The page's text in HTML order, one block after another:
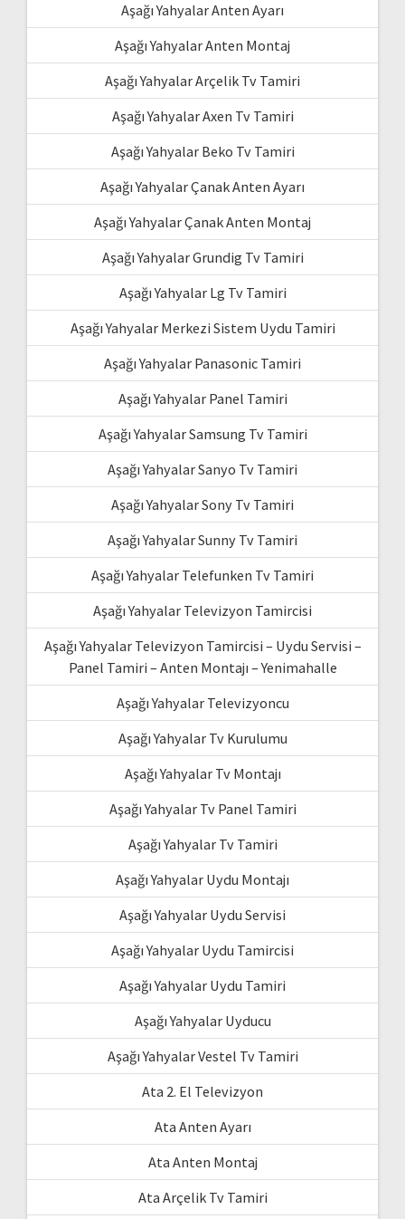
Aşağı Yahyalar Anten Ayarı
Aşağı Yahyalar Anten Montaj
Aşağı Yahyalar Arçelik Tv Tamiri
Aşağı Yahyalar Axen Tv Tamiri
Aşağı Yahyalar Beko Tv Tamiri
Aşağı Yahyalar Çanak Anten Ayarı
Aşağı Yahyalar Çanak Anten Montaj
Aşağı Yahyalar Grundig Tv Tamiri
Aşağı Yahyalar Lg Tv Tamiri
Aşağı Yahyalar Merkezi Sistem Uydu Tamiri
Aşağı Yahyalar Panasonic Tamiri
Aşağı Yahyalar Panel Tamiri
Aşağı Yahyalar Samsung Tv Tamiri
Aşağı Yahyalar Sanyo Tv Tamiri
Aşağı Yahyalar Sony Tv Tamiri
Aşağı Yahyalar Sunny Tv Tamiri
Aşağı Yahyalar Telefunken Tv Tamiri
Aşağı Yahyalar Televizyon Tamircisi
Aşağı Yahyalar Televizyon Tamircisi – Uydu Servisi –
Panel Tamiri – Anten Montajı – Yenimahalle
Aşağı Yahyalar Televizyoncu
Aşağı Yahyalar Tv Kurulumu
Aşağı Yahyalar Tv Montajı
Aşağı Yahyalar Tv Panel Tamiri
Aşağı Yahyalar Tv Tamiri
Aşağı Yahyalar Uydu Montajı
Aşağı Yahyalar Uydu Servisi
Aşağı Yahyalar Uydu Tamircisi
Aşağı Yahyalar Uydu Tamiri
Aşağı Yahyalar Uyducu
Aşağı Yahyalar Vestel Tv Tamiri
Ata 2. El Televizyon
Ata Anten Ayarı
Ata Anten Montaj
Ata Arçelik Tv Tamiri